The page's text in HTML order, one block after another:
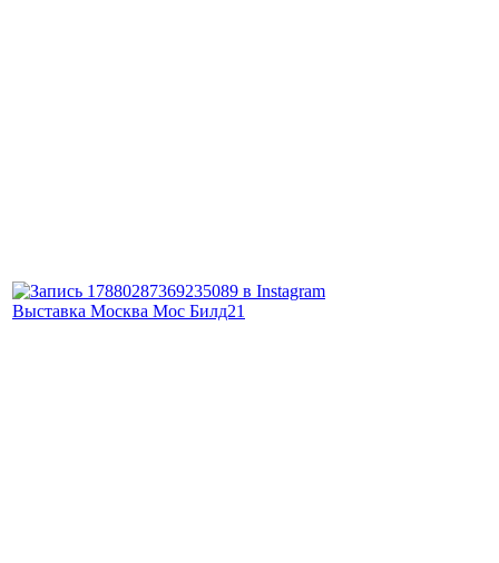
Выставка Москва Мос Билд21